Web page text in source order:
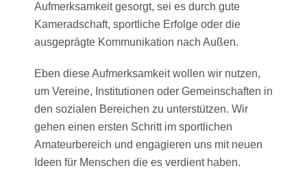
Aufmerksamkeit gesorgt, sei es durch gute
Kameradschaft, sportliche Erfolge oder die
ausgeprägte Kommunikation nach Außen.
Eben diese Aufmerksamkeit wollen wir nutzen,
um Vereine, Institutionen oder Gemeinschaften in
den sozialen Bereichen zu unterstützen. Wir
gehen einen ersten Schritt im sportlichen
Amateurbereich und engagieren uns mit neuen
Ideen für Menschen die es verdient haben.